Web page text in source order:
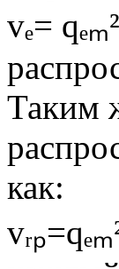
vₑ=
Таким
как: